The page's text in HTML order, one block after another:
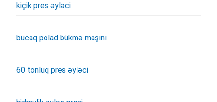
kiçik pres əyləci
bucaq polad bükmə maşını
60 tonluq pres əyləci